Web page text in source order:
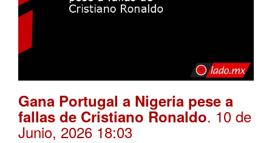
Gana Portugal a Nigeria pese a
fallas de Cristiano Ronaldo. 10 de
Junio, 2026 18:03